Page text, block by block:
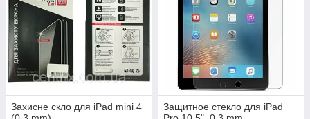
Захисне скло для iPad mini 4
Защитное стекло для iPad